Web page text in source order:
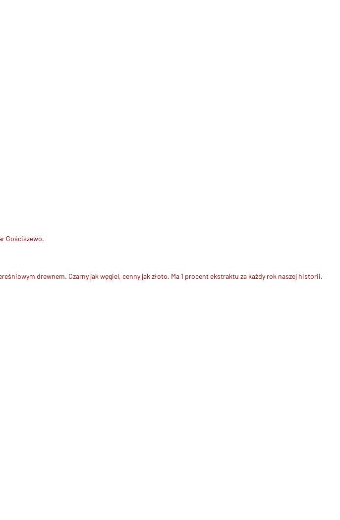
Gościszewo.
drewnem. Czarny jak węgiel, cenny jak złoto. Ma 1 procent ekstraktu za każdy rok naszej historii.